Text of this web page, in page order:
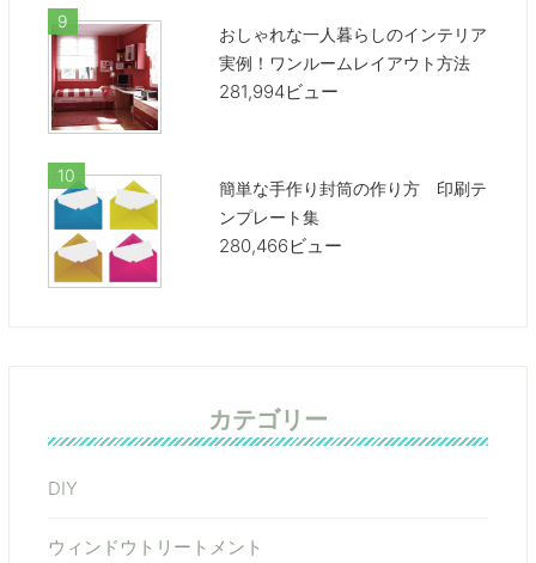
おしゃれな一人暮らしのインテリア
実例！ワンルームレイアウト方法
281,994ビュー
簡単な手作り封筒の作り方 印刷テ
ンプレート集
280,466ビュー
カテゴリー
DIY
ウィンドウトリートメント